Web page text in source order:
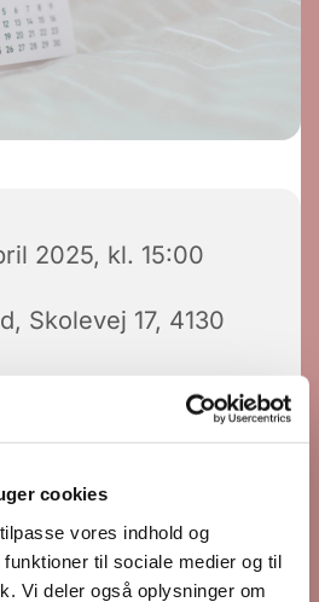
cookies
vores indhold og
til sociale medier og til
Vi deler også oplysninger om
2025, kl. 15:00
Skolevej 17, 4130